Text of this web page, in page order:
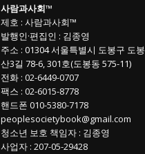
사람과사회™
제호 : 사람과사회™
발행인·편집인 : 김종영
주소 : 01304서울특별시 도봉구 도봉
산3길 78-6, 301호(도봉동 575-11)
전화 : 02-6449-0707
팩스 : 02-6015-8778
핸드폰 010-5380-7178
peoplesocietybook@gmail.com
청소년 보호 책임자 : 김종영
사업자 : 207-05-29428